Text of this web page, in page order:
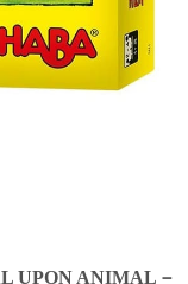
UPON ANIMAL－